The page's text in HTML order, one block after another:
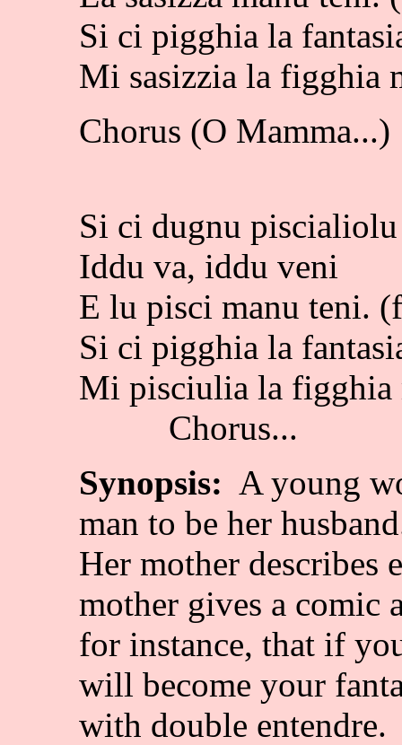
Si ci pigghia la
Mi sasizzia la figghia
Chorus (O Mamma...)
Si ci dugnu
Iddu va, iddu veni
E lu pisci manu teni.
Si ci pigghia la
Mi pisciulia la figghia
Chorus...
Synopsis: A young
man to be her
Her mother describes
mother gives a comic
for instance, that if
will become your
with double entendre.